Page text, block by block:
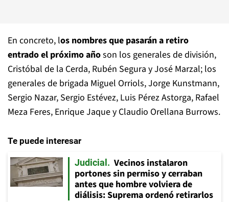
En concreto, los nombres que pasarán a retiro
entrado el próximo añoson los generales de división,
Cristóbal de la Cerda, Rubén Segura y José Marzal; los
generales de brigada Miguel Orriols, Jorge Kunstmann,
Sergio Nazar, Sergio Estévez, Luis Pérez Astorga, Rafael
Meza Feres, Enrique Jaque y Claudio Orellana Burrows.
Te puede interesar
Judicial
Vecinos instalaron
portones sin permiso y cerraban
antes que hombre volviera de
diálisis: Suprema ordenó retirarlos